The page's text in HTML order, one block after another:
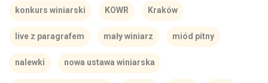
konkurs winiarski KOWR Kraków
live z paragrafem mały winiarz miód pitny
nalewki nowa ustawa winiarska